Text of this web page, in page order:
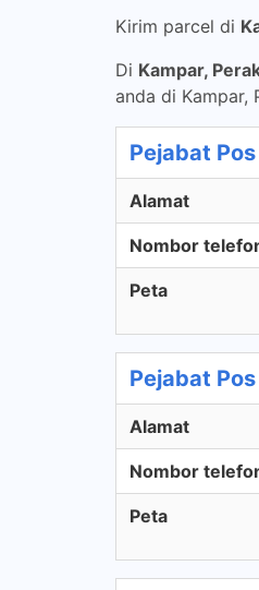
Kirim parcel di
Di Kampar,
anda di Kampar,
Pejabat
Alamat
Nombor
Peta
Pejabat
Alamat
Nombor
Peta